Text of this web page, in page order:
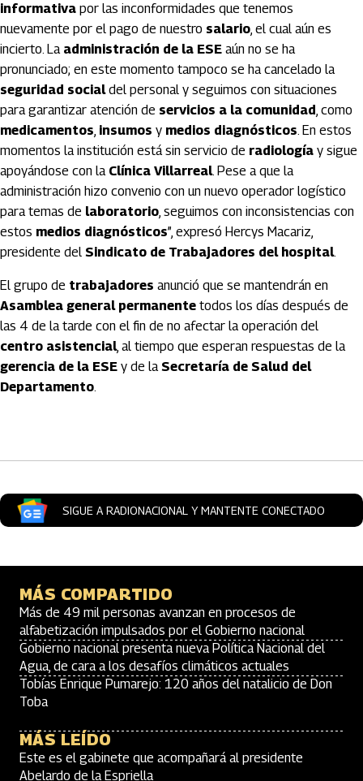
informativa por las inconformidades que tenemos
nuevamente por el pago de nuestro salario, el cual aún es
incierto. La administración de la ESE aún no se ha
pronunciado; en este momento tampoco se ha cancelado la
seguridad socialdel personal y seguimos con situaciones
para garantizar atención de servicios a la comunidad, como
medicamentos, insumos y medios diagnósticos. En estos
momentos la institución está sin servicio de radiología y sigue
apoyándose con la Clínica Villarreal. Pese a que la
administración hizo convenio con un nuevo operador logístico
para temas de laboratorio, seguimos con inconsistencias con
estos medios diagnósticos”, expresó Hercys Macariz,
presidente del Sindicato de Trabajadores del hospital.
El grupo de trabajadores anunció que se mantendrán en
Asamblea general permanente todos los días después de
las 4 de la tarde con el fin de no afectar la operación del
centro asistencial, al tiempo que esperan respuestas de la
gerencia de la ESE y de laSecretaría de Salud del
Departamento.
SIGUE A RADIONACIONAL Y MANTENTE CONECTADO
MÁS COMPARTIDO
Más de 49 mil personas avanzan en procesos de
alfabetización impulsados por el Gobierno nacional
Gobierno nacional presenta nueva Política Nacional del
Agua, de cara a los desafíos climáticos actuales
Tobías Enrique Pumarejo: 120 años del natalicio de Don
Toba
MÁS LEÍDO
Este es el gabinete que acompañará al presidente
Abelardo de la Espriella